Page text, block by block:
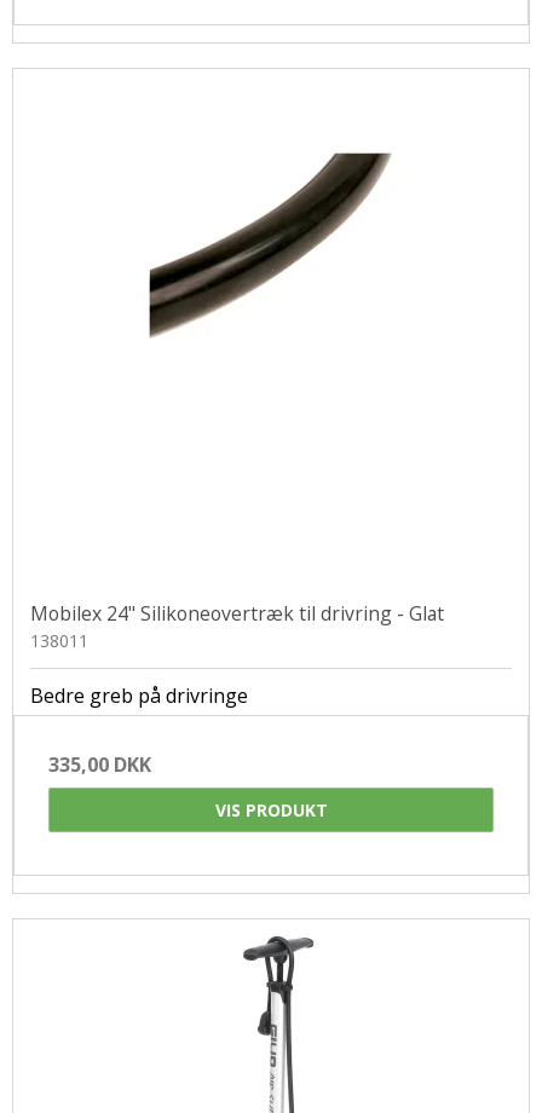
Mobilex 24" Silikoneovertræk til drivring - Glat
138011
Bedre greb på drivringe
335,00 DKK
VIS PRODUKT